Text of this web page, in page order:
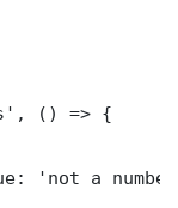
() => {
'not a